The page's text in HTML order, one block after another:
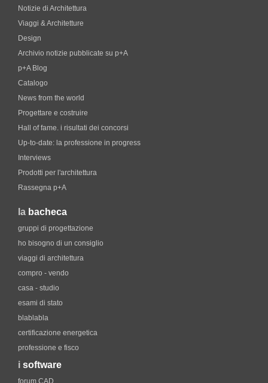
Notizie di Architettura
Viaggi & Architetture
Design
Archivio notizie pubblicate su p+A
p+A Blog
Catalogo
News from the world
Progettare e costruire
Hall of fame. i risultati dei concorsi
Up-to-date: la professione in progress
Interviews
Prodotti per l'architettura
Rassegna p+A
la bacheca
gruppi di progettazione
ho bisogno di un consiglio
viaggi di architettura
compro - vendo
casa - studio
esami di stato
blablabla
certificazione energetica
professione e fisco
i software
forum CAD